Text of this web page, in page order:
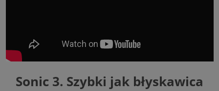
Sonic 3. Szybki jak błyskawica